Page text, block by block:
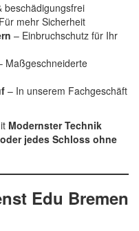
beschädigungsfrei
mehr Sicherheit
– Einbruchschutz für Ihr
Maßgeschneiderte
– In unserem Fachgeschäft
Modernster Technik
jedes Schloss ohne
Edu Bremen